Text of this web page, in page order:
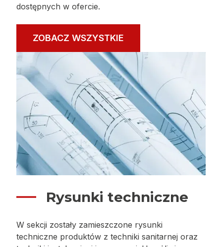
dostępnych w ofercie.
ZOBACZ WSZYSTKIE
Rysunki techniczne
W sekcji zostały zamieszczone rysunki
techniczne produktów z techniki sanitarnej oraz